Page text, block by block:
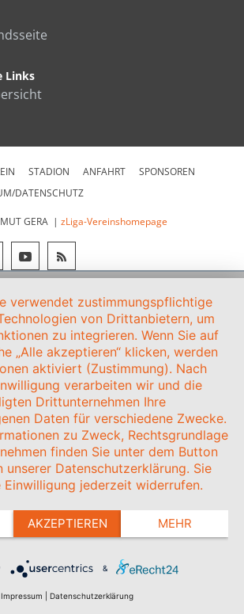
Links
STADION ANFAHRT
SPONSOREN
DATENSCHUTZ
GERA | zLiga-Vereinshomepage
verwendet zustimmungspflichtige
von Drittanbietern, um
zu integrieren. Wenn Sie auf
„Alle akzeptieren“ klicken, werden
aktiviert (Zustimmung). Nach
verarbeiten wir und die
Drittunternehmen Ihre
Daten für verschiedene Zwecke.
zu Zweck, Rechtsgrundlage
finden Sie unter dem Button
unserer Datenschutzerklärung. Sie
Einwilligung jederzeit widerrufen.
AKZEPTIEREN MEHR
&
Impressum Datenschutzerklärung